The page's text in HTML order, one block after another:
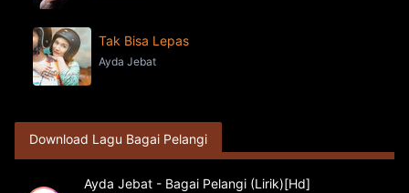
Tak Bisa Lepas
Ayda Jebat
Download Lagu Bagai Pelangi
Ayda Jebat - Bagai Pelangi (Lirik)[Hd]